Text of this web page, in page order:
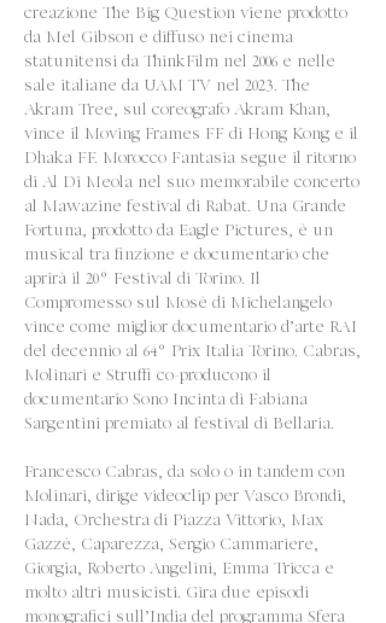
creazione The Big Question viene prodotto
da Mel Gibson e diffuso nei cinema
statunitensi da ThinkFilm nel 2006 e nelle
sale italiane da UAM TV nel 2023. The
Akram Tree, sul coreografo Akram Khan,
vince il Moving Frames FF di Hong Kong e il
Dhaka FF. Morocco Fantasia segue il ritorno
di Al Di Meola nel suo memorabile concerto
al Mawazine festival di Rabat. Una Grande
Fortuna, prodotto da Eagle Pictures, è un
musical tra finzione e documentario che
aprirà il 20° Festival di Torino. Il
Compromesso sul Mosè di Michelangelo
vince come miglior documentario d’arte RAI
del decennio al 64° Prix Italia Torino. Cabras,
Molinari e Struffi co-producono il
documentario Sono Incinta di Fabiana
Sargentini premiato al festival di Bellaria.
Francesco Cabras, da solo o in tandem con
Molinari, dirige videoclip per Vasco Brondi,
Nada, Orchestra di Piazza Vittorio, Max
Gazzè, Caparezza, Sergio Cammariere,
Giorgia, Roberto Angelini, Emma Tricca e
molto altri musicisti. Gira due episodi
monografici sull’India del programma Sfera